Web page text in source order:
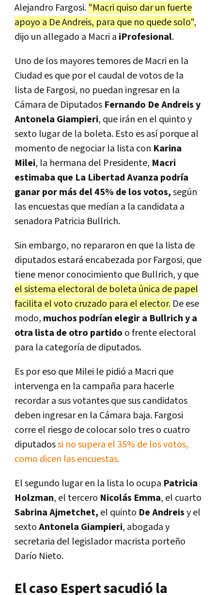
Alejandro Fargosi. "Macri quiso dar un fuerte
apoyo a De Andreis, para que no quede solo",
dijo un allegado a Macri a iProfesional.
Uno de los mayores temores de Macri en la
Ciudad es que por el caudal de votos de la
lista de Fargosi, no puedan ingresar en la
Cámara de Diputados Fernando De Andreis y
Antonela Giampieri, que irán en el quinto y
sexto lugar de la boleta. Esto es así porque al
momento de negociar la lista con Karina
Milei, la hermana del Presidente, Macri
estimaba que La Libertad Avanza podría
ganar por más del 45% de los votos,según
las encuestas que medían a la candidata a
senadora Patricia Bullrich.
Sin embargo, no repararon en que la lista de
diputados estará encabezada por Fargosi, que
tiene menor conocimiento que Bullrich, y que
el sistema electoral de boleta única de papel
facilita el voto cruzado para el elector. De ese
modo, muchos podrían elegir a Bullrich y a
otra lista de otro partido o frente electoral
para la categoría de diputados.
Es por eso que Milei le pidió a Macri que
intervenga en la campaña para hacerle
recordar a sus votantes que sus candidatos
deben ingresar en la Cámara baja. Fargosi
corre el riesgo de colocar solo tres o cuatro
diputadossi no supera el 35% de los votos,
como dicen las encuestas.
El segundo lugar en la lista lo ocupa Patricia
Holzman, el tercero Nicolás Emma, el cuarto
Sabrina Ajmetchet, el quinto De Andreisy el
sextoAntonela Giampieri, abogada y
secretaria del legislador macrista porteño
Darío Nieto.
El caso Espert sacudió la